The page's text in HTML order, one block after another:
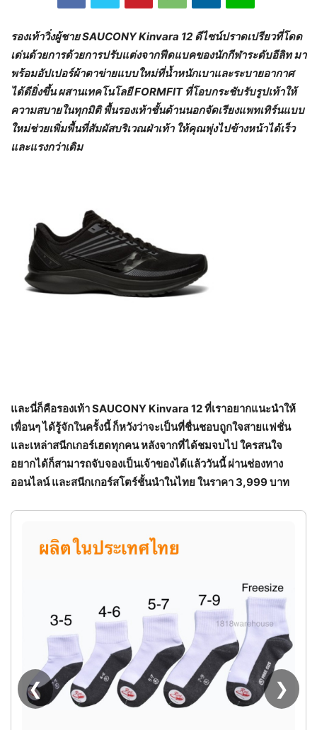
รองเท้าวิ่งผู้ชายSAUCONY Kinvara 12 ดีไซน์ปราดเปรียวที่โดด
เด่นด้วยการด้วยการปรับแต่งจากฟีดแบคของนักกีฬาระดับอีลิท มา
พร้อมอัปเปอร์ผ้าตาข่ายแบบใหม่ที่น้ำหนักเบาและระบายอากาศ
ได้ดียิ่งขึ้น ผสานเทคโนโลยี FORMFIT ที่โอบกระชับรับรูปเท้าให้
ความสบายในทุกมิติ พื้นรองเท้าชั้นด้านนอกจัดเรียงแพทเทิร์นแบบ
ใหม่ช่วยเพิ่มพื้นที่สัมผัสบริเวณฝ่าเท้า ให้คุณพุ่งไปข้างหน้าได้เร็ว
และแรงกว่าเดิม
และนี่ก็คือรองเท้าSAUCONY Kinvara 12 ที่เราอยากแนะนำให้
เพื่อนๆ ได้รู้จักในครั้งนี้ ก็หวังว่าจะเป็นที่ชื่นชอบถูกใจสายแฟชั่น
และเหล่าสนีกเกอร์เฮดทุกคน หลังจากที่ได้ชมจบไป ใครสนใจ
อยากได้ก็สามารถจับจองเป็นเจ้าของได้แล้ววันนี้ ผ่านช่องทาง
ออนไลน์ และสนีกเกอร์สโตร์ชั้นนำในไทย ในราคา 3,999 บาท
❮ ❯